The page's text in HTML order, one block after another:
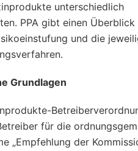
unterschiedlich
PPA gibt einen Überblick
und die
Grundlagen
für die
„Empfehlung der